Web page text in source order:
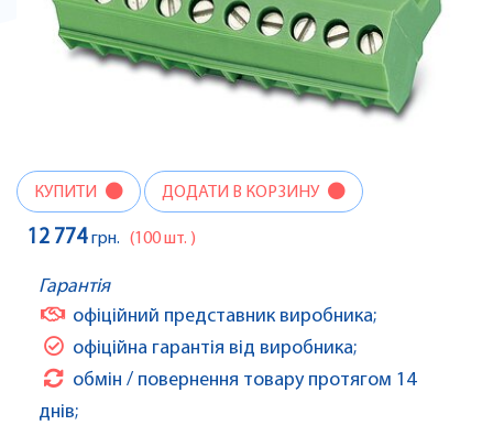
КУПИТИ ДОДАТИ В КОРЗИНУ
12 774грн. (100 шт. )
Гарантія
офіційний представник виробника;
офіційна гарантія від виробника;
обмін / повернення товару протягом 14
днів;